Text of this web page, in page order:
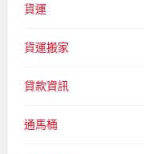
貨運
貨運搬家
貸款資訊
通馬桶